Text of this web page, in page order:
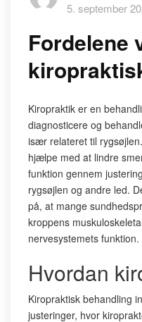
5. september
Fordelene
Kiropraktik er en
diagnosticere og
især relateret til
hjælpe med at lindre
funktion gennem
rygsøjlen og andre led.
på, at mange
kroppens
nervesystemets funktion.
Hvordan
Kiropraktisk behandling
justeringer, hvor